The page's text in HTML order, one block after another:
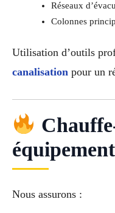
Réseaux
Colonnes
Utilisation d’outils
canalisation pour un
Nous assurons :